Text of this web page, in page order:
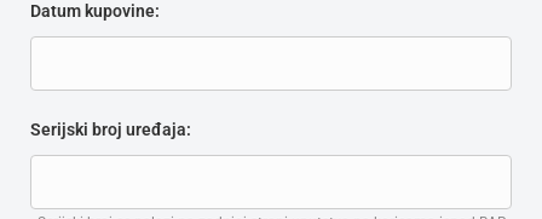
Datum kupovine:
Serijski broj uređaja: